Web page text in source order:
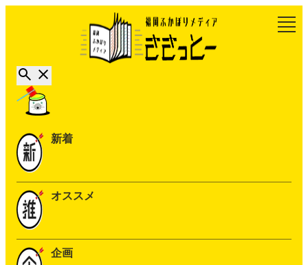
新着
オススメ
企画